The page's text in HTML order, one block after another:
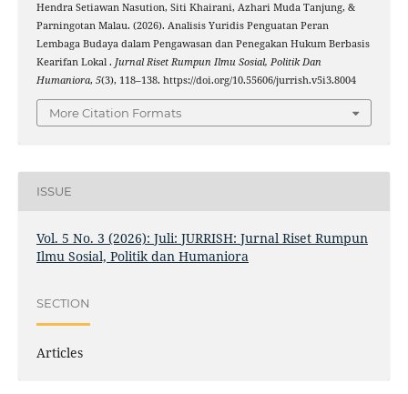
Hendra Setiawan Nasution, Siti Khairani, Azhari Muda Tanjung, &
Parningotan Malau. (2026). Analisis Yuridis Penguatan Peran
Lembaga Budaya dalam Pengawasan dan Penegakan Hukum Berbasis
Kearifan Lokal . Jurnal Riset Rumpun Ilmu Sosial, Politik Dan
Humaniora, 5(3), 118–138. https://doi.org/10.55606/jurrish.v5i3.8004
More Citation Formats
ISSUE
Vol. 5 No. 3 (2026): Juli: JURRISH: Jurnal Riset Rumpun
Ilmu Sosial, Politik dan Humaniora
SECTION
Articles